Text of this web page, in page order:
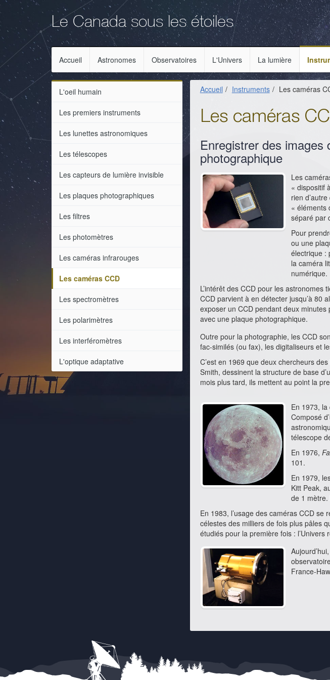
Aller
au
menu
principal
Aller
au
contenu
principal
Le Canada sous les étoiles
Accueil Astronomes Observatoires L'Univers La lumière
L'oeil humain
Les premiers instruments
Les lunettes astronomiques
Les télescopes
Les capteurs de lumière invisible
Les plaques photographiques
Les filtres
Les photomètres
Les caméras infrarouges
Les caméras CCD
Les spectromètres
Les polarimètres
Les interféromètres
L'optique adaptative
Accueil Instruments Les caméras
Les caméras
Enregistrer des images
photographique
Les
« dispositif
rien
« éléments
séparé par
Pour
ou une
électrique :
la caméra
numérique.
L’intérêt des CCD pour les
CCD parvient à en détecter jusqu’à 80
exposer un CCD pendant deux minutes
avec une plaque photographique.
Outre pour la photographie, les CCD
fac-similés (ou fax), les digitaliseurs et
C’est en 1969 que deux chercheurs
Smith, dessinent la structure de base
mois plus tard, ils mettent au point la
En 1973,
Composé
télescope
En 1976,
101.
En 1979,
Kitt Peak,
de 1
En 1983, l’usage des caméras CCD
célestes des milliers de fois plus pâles
étudiés pour la première fois : l’Univers
France-